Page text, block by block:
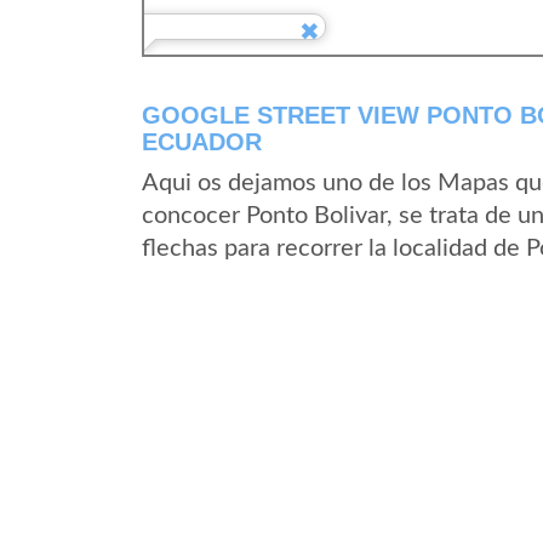
GOOGLE STREET VIEW PONTO
ECUADOR
Aqui os dejamos uno de los Mapas
concocer Ponto Bolivar, se trata de
flechas para recorrer la localidad de